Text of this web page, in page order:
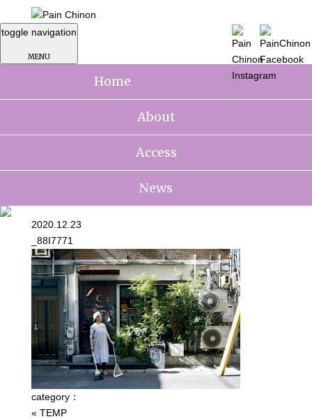
toggle navigation
MENU
Home
About
Access
News
2020.12.23
_88I7771
category：
« TEMP